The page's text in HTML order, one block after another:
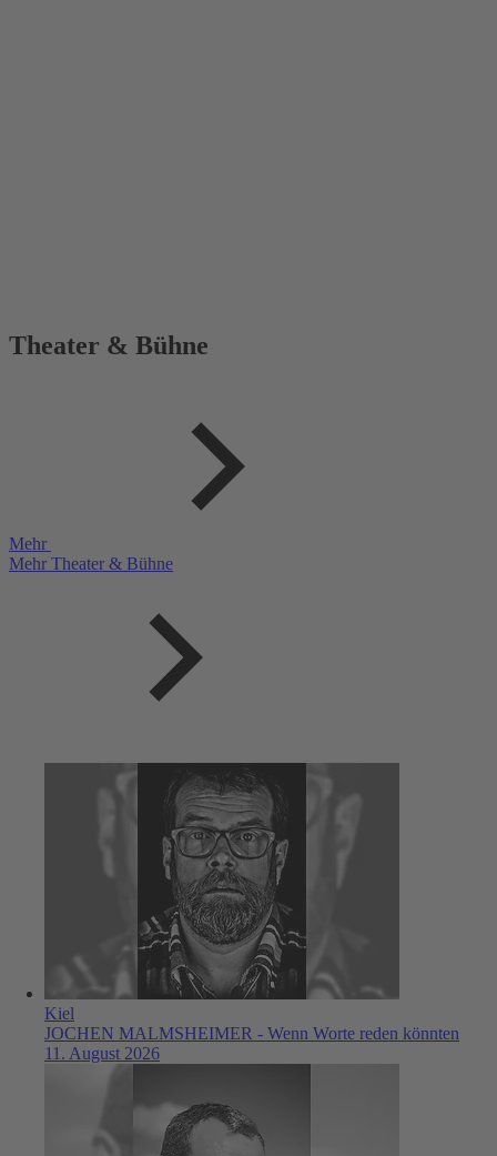
Theater & Bühne
Mehr
Mehr Theater & Bühne
Kiel
JOCHEN MALMSHEIMER - Wenn Worte reden könnten
11. August 2026